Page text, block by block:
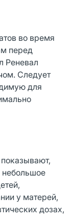
во время
перед
Реневал
Следует
для
небольшое
у матерей,
дозах,